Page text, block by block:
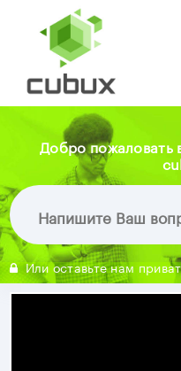
Добро пожаловать
Или оставьте нам